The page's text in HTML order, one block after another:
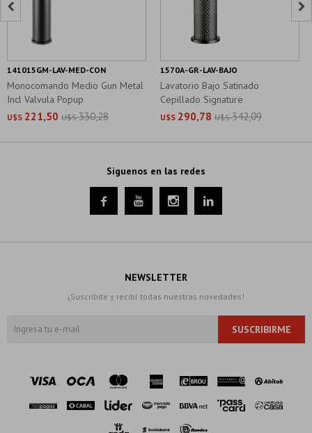
Monocomando Medio Gun Metal
Incl Valvula Popup
U$S 221,50 U$S 330,28
141015GM-LAV-MED-CON
Lavatorio Bajo Satinado
Cepillado Signature
U$S 290,78 U$S 342,09
1570A-GR-LAV-BAJO
 
Síguenos en las redes
   
NEWSLETTER
¡Suscribite y recibí todas nuestras novedades!
SUSCRIBIRME